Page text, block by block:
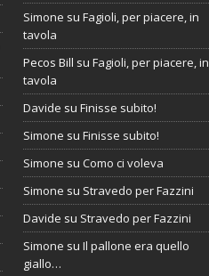
Simone suFagioli, per piacere, in
tavola
Pecos Bill suFagioli, per piacere, in
tavola
Davide suFinisse subito!
Simone suFinisse subito!
Simone suComo ci voleva
Simone su Stravedo per Fazzini
Davide su Stravedo per Fazzini
Simone suIl pallone era quello
giallo…